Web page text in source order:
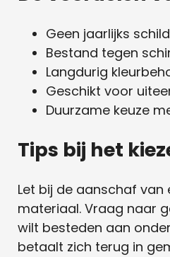
Geen jaarlijks
Bestand tegen
Langdurig
Geschikt voor
Duurzame keuze
Tips bij het
Let bij de aanschaf
materiaal. Vraag naar
wilt besteden aan
betaalt zich terug in